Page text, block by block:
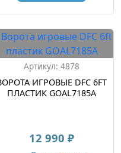
Артикул: 4878
ИГРОВЫЕ DFC 6FT
ПЛАСТИК GOAL7185A
12 990 ₽